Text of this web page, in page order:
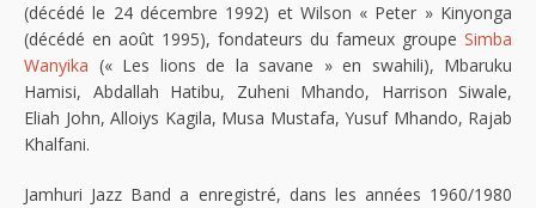
(décédé le 24 décembre 1992) et Wilson « Peter » Kinyonga
(décédé en août 1995), fondateurs du fameux groupe Simba
Wanyika (« Les lions de la savane » en swahili), Mbaruku
Hamisi, Abdallah Hatibu, Zuheni Mhando, Harrison Siwale,
Eliah John, Alloiys Kagila, Musa Mustafa, Yusuf Mhando, Rajab
Khalfani.
Jamhuri Jazz Band a enregistré, dans les années 1960/1980